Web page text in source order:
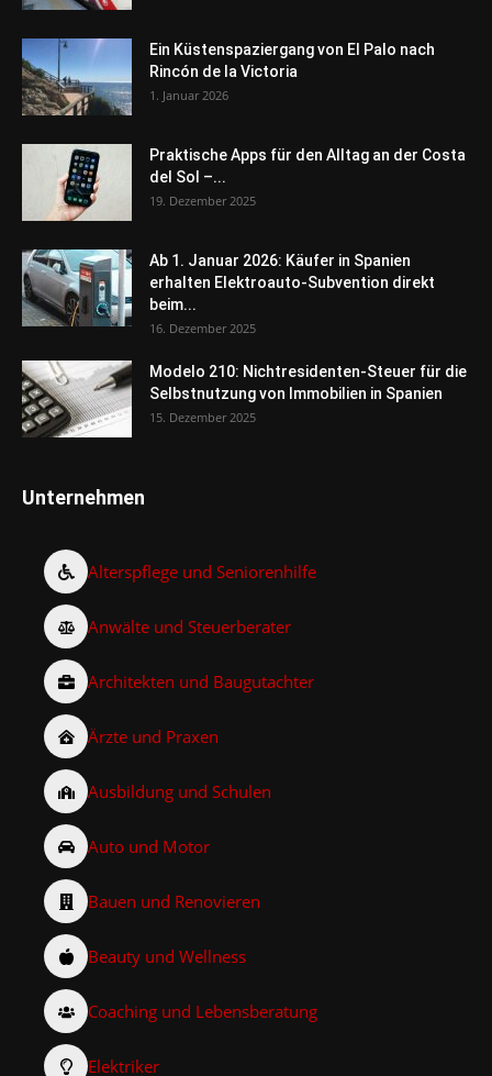
Ein Küstenspaziergang von El Palo nach
Rincón de la Victoria
1. Januar 2026
Praktische Apps für den Alltag an der Costa
del Sol –...
19. Dezember 2025
Ab 1. Januar 2026: Käufer in Spanien
erhalten Elektroauto-Subvention direkt
beim...
16. Dezember 2025
Modelo 210: Nichtresidenten-Steuer für die
Selbstnutzung von Immobilien in Spanien
15. Dezember 2025
Unternehmen
Alterspflege und Seniorenhilfe
Anwälte und Steuerberater
Architekten und Baugutachter
Ärzte und Praxen
Ausbildung und Schulen
Auto und Motor
Bauen und Renovieren
Beauty und Wellness
Coaching und Lebensberatung
Elektriker